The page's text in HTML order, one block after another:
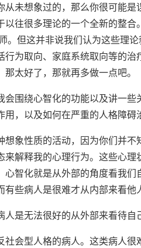
未想象过的，那么你很可能是
往很多理论的一个全新的整合
但这并非说我们认为这些理
为取向、家庭系统取向等的治
太好了，那就再多做一点吧。
围绕心智化的功能以及讲一些
，以及如何在严重的人格障碍
象性质的活动，因为你们并不
解释我的心理行为。这些心理
智化就是从外部的角度看我们
些病人是很难才从内部来看他
是无法很好的从外部来看待自
会型人格的病人。这类病人很